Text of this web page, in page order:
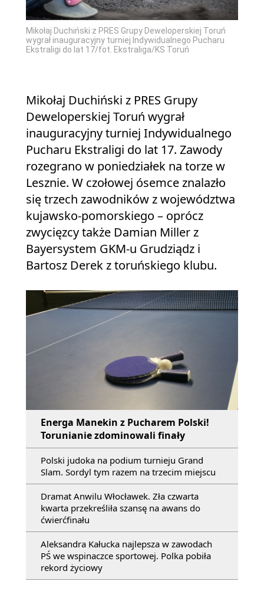
Mikołaj Duchiński z PRES Grupy Deweloperskiej Toruń
wygrał inauguracyjny turniej Indywidualnego Pucharu
Ekstraligi do lat 17/fot. Ekstraliga/KS Toruń
Mikołaj Duchiński z PRES Grupy
Deweloperskiej Toruń wygrał
inauguracyjny turniej Indywidualnego
Pucharu Ekstraligi do lat 17. Zawody
rozegrano w poniedziałek na torze w
Lesznie. W czołowej ósemce znalazło
się trzech zawodników z województwa
kujawsko-pomorskiego – oprócz
zwycięzcy także Damian Miller z
Bayersystem GKM-u Grudziądz i
Bartosz Derek z toruńskiego klubu.
Energa Manekin z Pucharem Polski!
Torunianie zdominowali finały
Polski judoka na podium turnieju Grand
Slam. Sordyl tym razem na trzecim miejscu
Dramat Anwilu Włocławek. Zła czwarta
kwarta przekreśliła szansę na awans do
ćwierćfinału
Aleksandra Kałucka najlepsza w zawodach
PŚ we wspinaczce sportowej. Polka pobiła
rekord życiowy